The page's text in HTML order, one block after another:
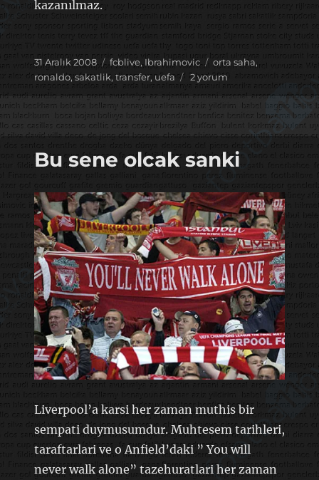
kazanılmaz.
Yayın
tarihi
31 Aralık 2008 Kategoriler
fcblive, Ibrahimovic Etiketler
orta saha,
ronaldo, sakatlik, transfer, uefa
Real
akıl
(!)
dolu
transferler
için
2 yorum
Bu sene olcak sanki
Liverpool’a karsi her zaman muthis bir
sempati duymusumdur. Muhtesem tarihleri,
taraftarlari ve o Anfield’daki ” You will
never walk alone” tazehuratlari her zaman